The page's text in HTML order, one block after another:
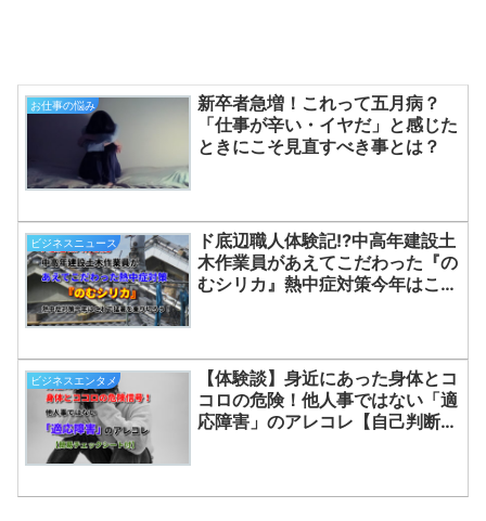
お仕事の悩み
新卒者急増！これって五月病？
「仕事が辛い・イヤだ」と感じた
ときにこそ見直すべき事とは？
ビジネスニュース
ド底辺職人体験記⁉中高年建設土
木作業員があえてこだわった『の
むシリカ』熱中症対策今年はこれ
ビジネスエンタメ
【体験談】身近にあった身体とコ
コロの危険！他人事ではない「適
応障害」のアレコレ【自己判断シ